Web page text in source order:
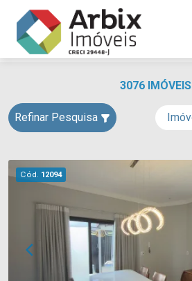
3076 IMÓVEIS
Refinar Pesquisa
Cód. 12094